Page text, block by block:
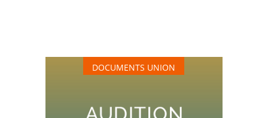
DOCUMENTS UNION